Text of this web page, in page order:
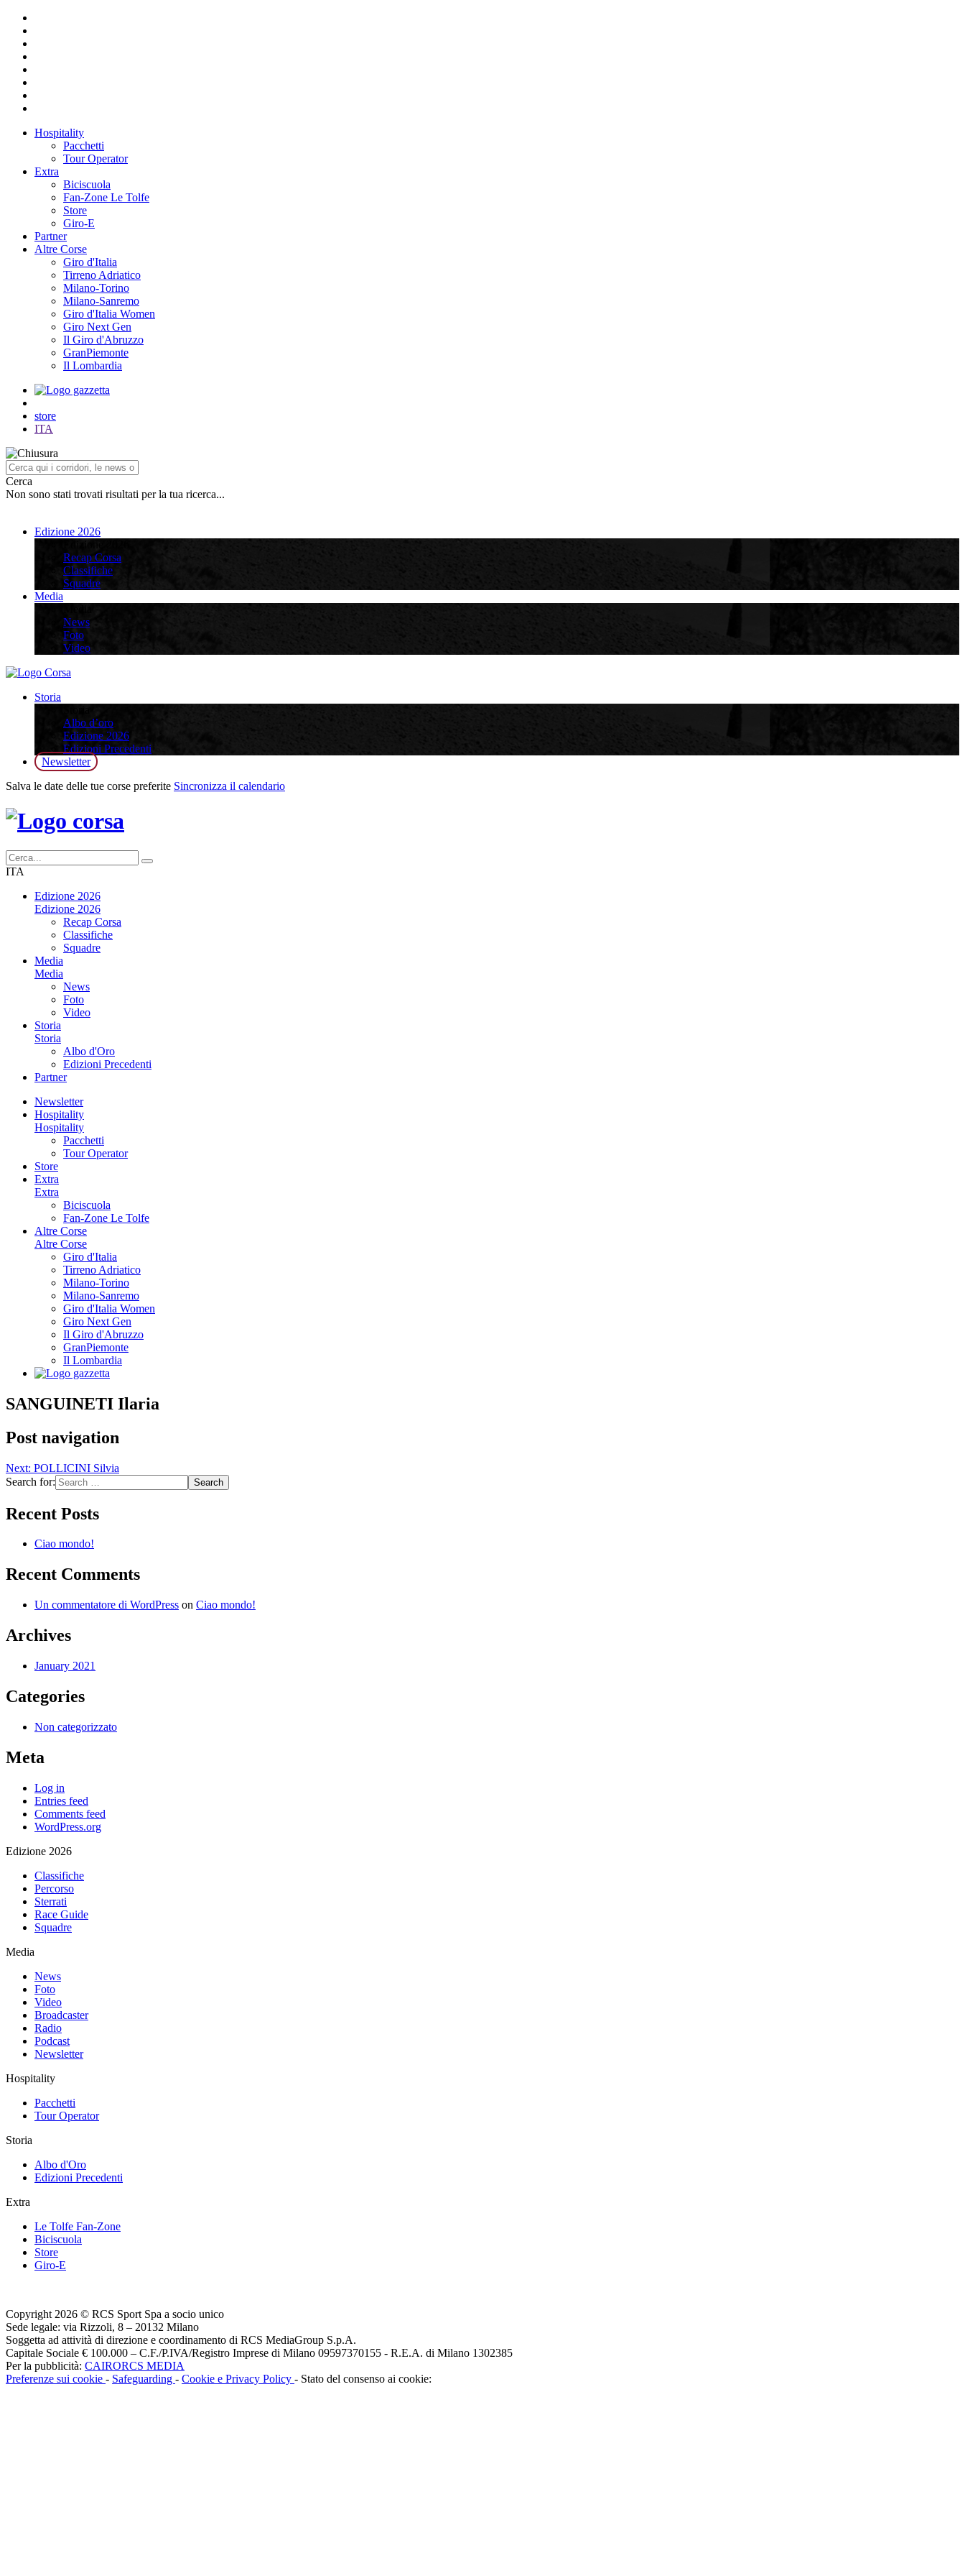
Hospitality
Pacchetti
Tour Operator
Extra
Biciscuola
Fan-Zone Le Tolfe
Store
Giro-E
Partner
Altre Corse
Giro d'Italia
Tirreno Adriatico
Milano-Torino
Milano-Sanremo
Giro d'Italia Women
Giro Next Gen
Il Giro d'Abruzzo
GranPiemonte
Il Lombardia
store
ITA
Cerca
Non sono stati trovati risultati per la tua ricerca...
Edizione 2026
Recap Corsa
Classifiche
Squadre
Media
News
Foto
Video
Storia
Albo d’oro
Edizione 2026
Edizioni Precedenti
Newsletter
Salva le date delle tue corse preferite Sincronizza il calendario
ITA
Edizione 2026
Edizione 2026
Recap Corsa
Classifiche
Squadre
Media
Media
News
Foto
Video
Storia
Storia
Albo d'Oro
Edizioni Precedenti
Partner
Newsletter
Hospitality
Hospitality
Pacchetti
Tour Operator
Store
Extra
Extra
Biciscuola
Fan-Zone Le Tolfe
Altre Corse
Altre Corse
Giro d'Italia
Tirreno Adriatico
Milano-Torino
Milano-Sanremo
Giro d'Italia Women
Giro Next Gen
Il Giro d'Abruzzo
GranPiemonte
Il Lombardia
SANGUINETI Ilaria
Post navigation
Next: POLLICINI Silvia
Search for:
Recent Posts
Ciao mondo!
Recent Comments
Un commentatore di WordPress on Ciao mondo!
Archives
January 2021
Categories
Non categorizzato
Meta
Log in
Entries feed
Comments feed
WordPress.org
Edizione 2026
Classifiche
Percorso
Sterrati
Race Guide
Squadre
Media
News
Foto
Video
Broadcaster
Radio
Podcast
Newsletter
Hospitality
Pacchetti
Tour Operator
Storia
Albo d'Oro
Edizioni Precedenti
Extra
Le Tolfe Fan-Zone
Biciscuola
Store
Giro-E
Copyright 2026 © RCS Sport Spa a socio unico
Sede legale: via Rizzoli, 8 – 20132 Milano
Soggetta ad attività di direzione e coordinamento di RCS MediaGroup S.p.A.
Capitale Sociale € 100.000 – C.F./P.IVA/Registro Imprese di Milano 09597370155 - R.E.A. di Milano 1302385
Per la pubblicità: CAIRORCS MEDIA
Preferenze sui cookie - Safeguarding - Cookie e Privacy Policy - Stato del consenso ai cookie: